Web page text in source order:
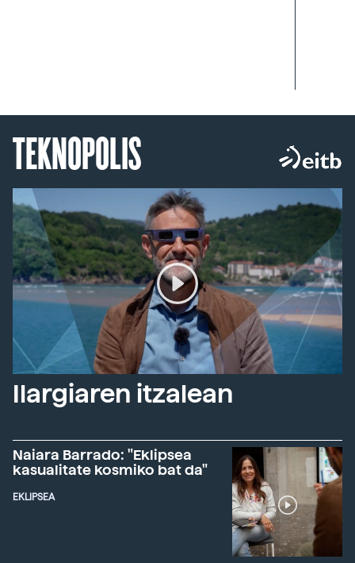
TEKNOPOLIS
Ilargiaren itzalean
Naiara Barrado: "Eklipsea
kasualitate kosmiko bat da"
EKLIPSEA